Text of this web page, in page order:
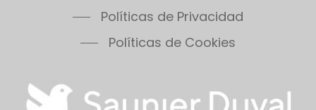
Políticas de Privacidad
Políticas de Cookies